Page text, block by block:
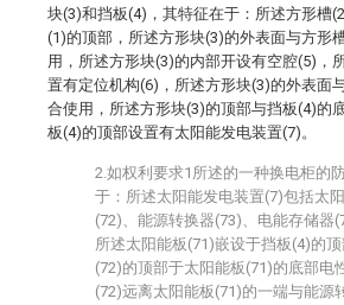
块(3)和挡板(4)，其特征在于：所述方形槽
(1)的顶部，所述方形块(3)的外表面与方形
用，所述方形块(3)的内部开设有空腔(5)，
置有定位机构(6)，所述方形块(3)的外表面
合使用，所述方形块(3)的顶部与挡板(4)的
板(4)的顶部设置有太阳能发电装置(7)。
2.如权利要求1所述的一种换电柜的
于：所述太阳能发电装置(7)包括太
(72)、能源转换器(73)、电能存储器
所述太阳能板(71)嵌设于挡板(4)的
(72)的顶部于太阳能板(71)的底部电
(72)远离太阳能板(71)的一端与能源